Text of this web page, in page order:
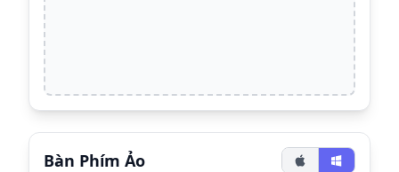
Bàn Phím Ảo